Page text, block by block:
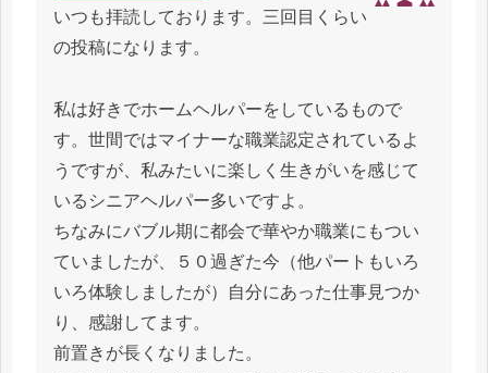
いつも拝読しております。三回目くらい
の投稿になります。
私は好きでホームヘルパーをしているもので
す。世間ではマイナーな職業認定されているよ
うですが、私みたいに楽しく生きがいを感じて
いるシニアヘルパー多いですよ。
ちなみにバブル期に都会で華やか職業にもつい
ていましたが、５０過ぎた今（他パートもいろ
いろ体験しましたが）自分にあった仕事見つか
り、感謝してます。
前置きが長くなりました。